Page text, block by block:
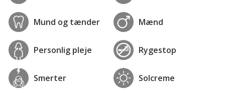
Mund og tænder Mænd
Personlig pleje Rygestop
Smerter Solcreme